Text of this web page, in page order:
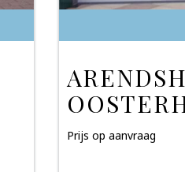
Prijs op aanvraag